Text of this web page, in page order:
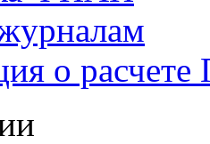
о